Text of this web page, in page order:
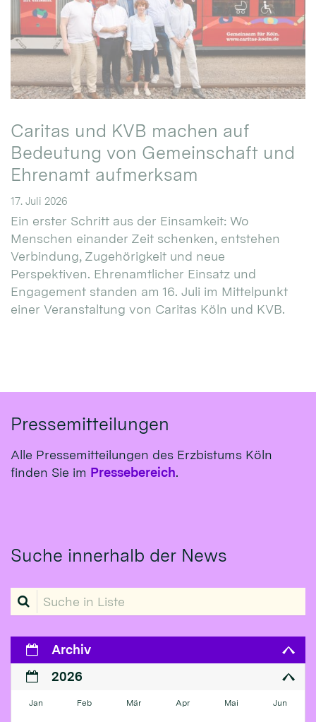
Caritas und KVB machen auf
Bedeutung von Gemeinschaft und
Ehrenamt aufmerksam
17. Juli 2026
Ein erster Schritt aus der Einsamkeit: Wo
Menschen einander Zeit schenken, entstehen
Verbindung, Zugehörigkeit und neue
Perspektiven. Ehrenamtlicher Einsatz und
Engagement standen am 16. Juli im Mittelpunkt
einer Veranstaltung von Caritas Köln und KVB.
Pressemitteilungen
Alle Pressemitteilungen des Erzbistums Köln
finden Sie im Pressebereich.
Suche innerhalb der News
Suche in Liste
Archiv
2026
Jan Feb Mär Apr Mai Jun